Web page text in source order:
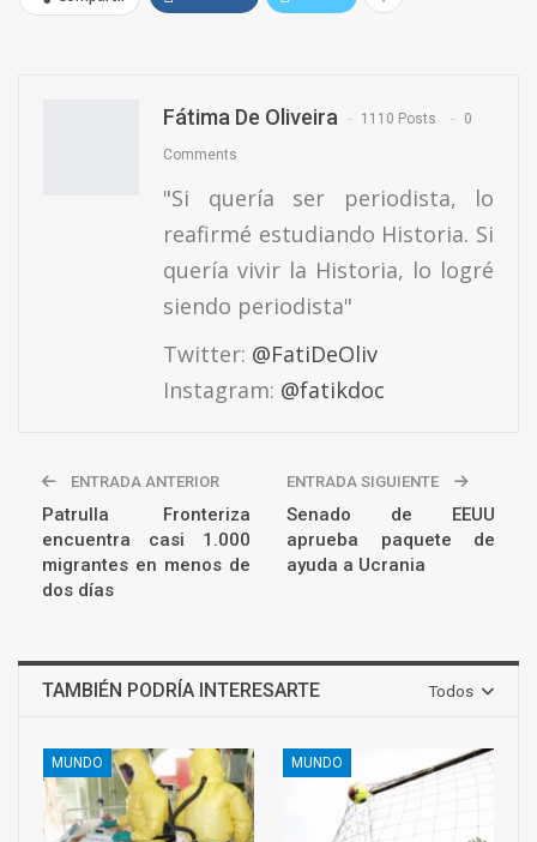
Fátima De Oliveira 1110 Posts 0
Comments
"Si quería ser periodista, lo
reafirmé estudiando Historia. Si
quería vivir la Historia, lo logré
siendo periodista"
Twitter: @FatiDeOliv
Instagram: @fatikdoc
ENTRADA ANTERIOR
Patrulla Fronteriza
encuentra casi 1.000
migrantes en menos de
dos días
ENTRADA SIGUIENTE
Senado de EEUU
aprueba paquete de
ayuda a Ucrania
Todos
TAMBIÉN PODRÍA INTERESARTE
MUNDO MUNDO